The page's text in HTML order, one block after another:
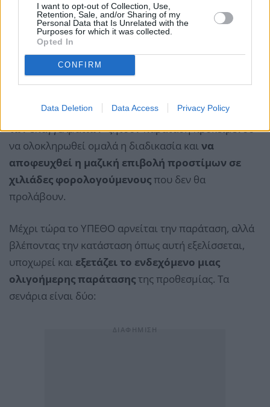
I want to opt-out of Collection, Use,
Retention, Sale, and/or Sharing of my
Personal Data that Is Unrelated with the
Purposes for which it was collected.
Opted In
CONFIRM
Data Deletion Data Access Privacy Policy
Οι λογιστές – φοροτεχνικοί, αλλά και όλοι οι φορείς
των επαγγελματιών ζητούν παράταση προκειμένου
να ολοκληρωθεί ομαλά η διαδικασία και να
αποφευχθεί η μαζική επιβολή προστίμων σε
χιλιάδες φορολογούμενουςπου δεν θα
προλάβουν.
Μέχρι τώρα το ΥΠΕΘΟ αρνείται την παράταση, αλλά
βλέποντας την κατάσταση όπως αυτή εξελίσσεται,
υποχωρεί και εξετάζει το ενδεχόμενο μιας
ολιγοήμερης παράτασηςτης προθεσμίας. Τα
σενάρια είναι δύο: